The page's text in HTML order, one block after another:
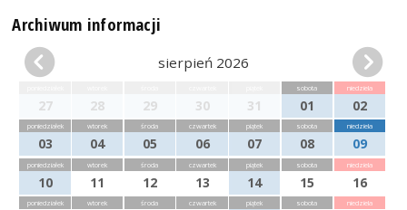
Archiwum informacji
sierpień 2026
27 28 29 30 31
sobota
01
niedziela
02
poniedziałek
03
wtorek
04
środa
05
czwartek
06
piątek
07
sobota
08
niedziela
09
poniedziałek
10
wtorek
11
środa
12
czwartek
13
piątek
14
sobota
15
niedziela
16
poniedziałek wtorek środa czwartek piątek sobota niedziela